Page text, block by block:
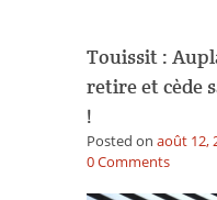
Touissit :
retire et cède
!
Posted on août 12,
0Commentson